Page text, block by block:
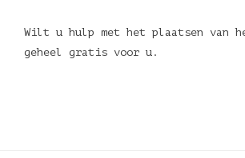
Wilt u hulp met het plaatsen van
geheel gratis voor u.